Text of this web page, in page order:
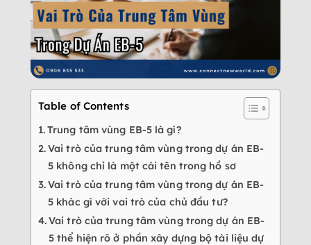
Table of Contents
Trung tâm vùng EB-5 là gì?
Vai trò của trung tâm vùng trong dự án EB-
5 không chỉ là một cái tên trong hồ sơ
Vai trò của trung tâm vùng trong dự án EB-
5 khác gì với vai trò của chủ đầu tư?
Vai trò của trung tâm vùng trong dự án EB-
5 thể hiện rõ ở phần xây dựng bộ tài liệu dự